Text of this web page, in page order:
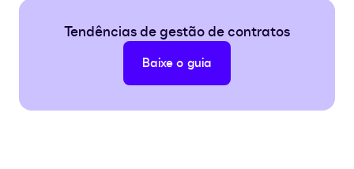
Tendências de gestão de contratos
Baixe o guia